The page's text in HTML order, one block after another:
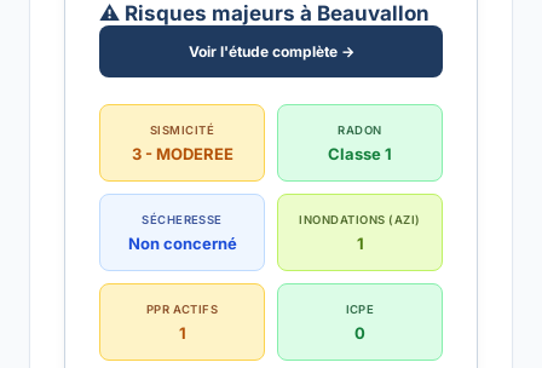
⚠️ Risques majeurs à Beauvallon
Voir l'étude complète →
SISMICITÉ
3 - MODEREE
RADON
Classe 1
SÉCHERESSE
Non concerné
INONDATIONS (AZI)
1
PPR ACTIFS
1
ICPE
0